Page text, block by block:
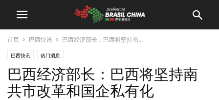
首页 巴西快讯 巴西经济部长：巴西将坚持南...
巴西快讯 热门消息
巴西经济部长：巴西将坚持南
共市改革和国企私有化